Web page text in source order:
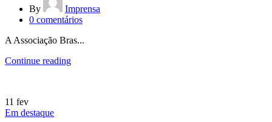
By
Imprensa
0 comentários
A Associação Bras...
Continue reading
11 fev
Em destaque